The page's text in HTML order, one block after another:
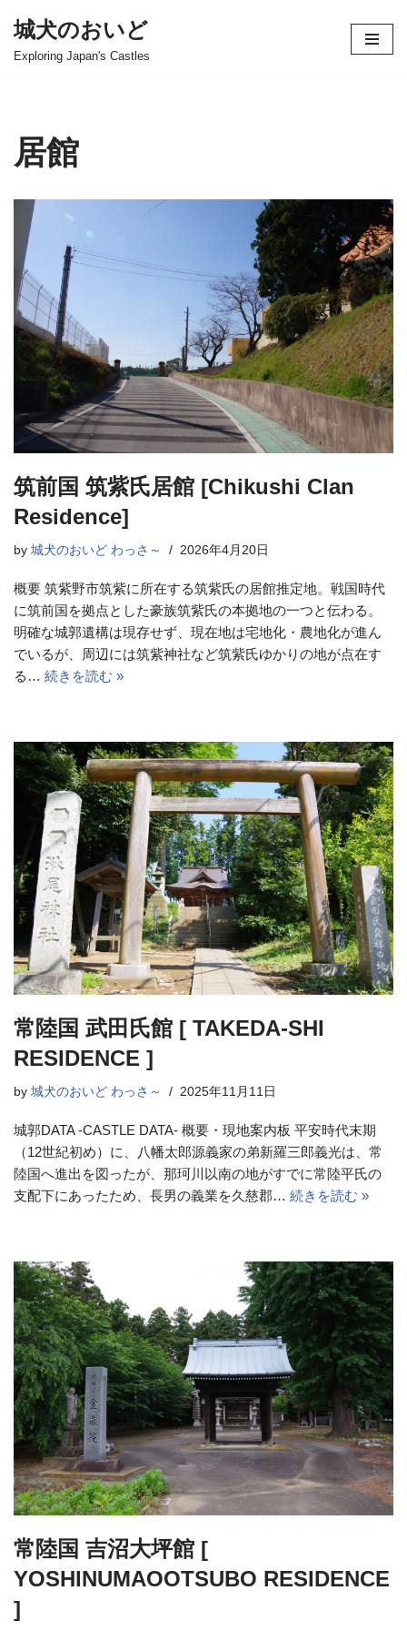
コ
ツ
へ
キ
プ
城犬のおいど
Exploring Japan's Castles
居館
筑前国 筑紫氏居館 [Chikushi Clan
Residence]
by 城犬のおいど わっさ～ 2026年4月20日
概要 筑紫野市筑紫に所在する筑紫氏の居館推定地。戦国時代
に筑前国を拠点とした豪族筑紫氏の本拠地の一つと伝わる。
明確な城郭遺構は現存せず、現在地は宅地化・農地化が進ん
でいるが、周辺には筑紫神社など筑紫氏ゆかりの地が点在す
る… 続きを読む »
常陸国 武田氏館 [ TAKEDA-SHI
RESIDENCE ]
by 城犬のおいど わっさ～ 2025年11月11日
城郭DATA -CASTLE DATA- 概要・現地案内板 平安時代末期
（12世紀初め）に、八幡太郎源義家の弟新羅三郎義光は、常
陸国へ進出を図ったが、那珂川以南の地がすでに常陸平氏の
支配下にあったため、長男の義業を久慈郡… 続きを読む »
常陸国 吉沼大坪館 [
YOSHINUMAOOTSUBO RESIDENCE
]